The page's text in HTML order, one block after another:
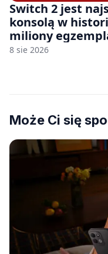
Switch 2 jest
konsolą w
miliony
8 sie 2026
Może Ci się